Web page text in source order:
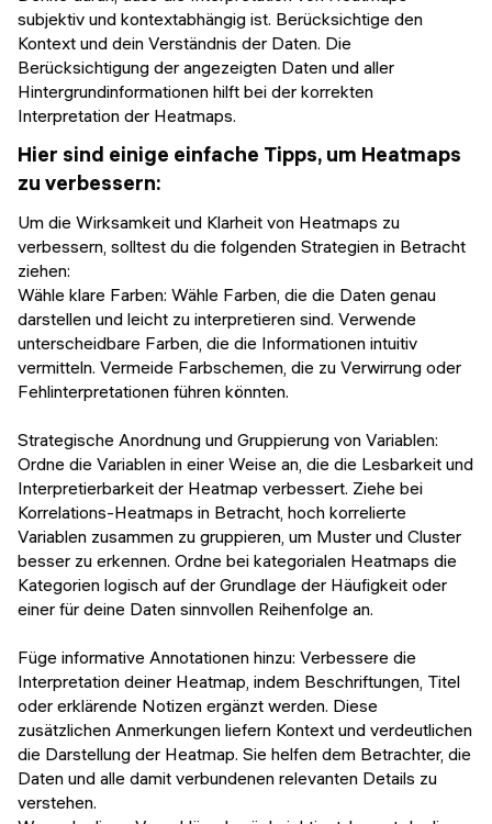
subjektiv und kontextabhängig ist. Berücksichtige den
Kontext und dein Verständnis der Daten. Die
Berücksichtigung der angezeigten Daten und aller
Hintergrundinformationen hilft bei der korrekten
Interpretation der Heatmaps.
Hier sind einige einfache Tipps, um Heatmaps
zu verbessern:
Um die Wirksamkeit und Klarheit von Heatmaps zu
verbessern, solltest du die folgenden Strategien in Betracht
ziehen:
Wähle klare Farben: Wähle Farben, die die Daten genau
darstellen und leicht zu interpretieren sind. Verwende
unterscheidbare Farben, die die Informationen intuitiv
vermitteln. Vermeide Farbschemen, die zu Verwirrung oder
Fehlinterpretationen führen könnten.
Strategische Anordnung und Gruppierung von Variablen:
Ordne die Variablen in einer Weise an, die die Lesbarkeit und
Interpretierbarkeit der Heatmap verbessert. Ziehe bei
Korrelations-Heatmaps in Betracht, hoch korrelierte
Variablen zusammen zu gruppieren, um Muster und Cluster
besser zu erkennen. Ordne bei kategorialen Heatmaps die
Kategorien logisch auf der Grundlage der Häufigkeit oder
einer für deine Daten sinnvollen Reihenfolge an.
Füge informative Annotationen hinzu: Verbessere die
Interpretation deiner Heatmap, indem Beschriftungen, Titel
oder erklärende Notizen ergänzt werden. Diese
zusätzlichen Anmerkungen liefern Kontext und verdeutlichen
die Darstellung der Heatmap. Sie helfen dem Betrachter, die
Daten und alle damit verbundenen relevanten Details zu
verstehen.